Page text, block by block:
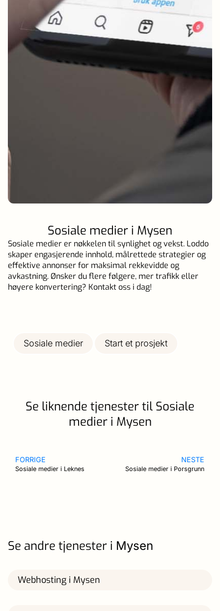
Sosiale medier i Mysen
Sosiale medier er nøkkelen til synlighet og vekst. Loddo
skaper engasjerende innhold, målrettede strategier og
effektive annonser for maksimal rekkevidde og
avkastning. Ønsker du flere følgere, mer trafikk eller
høyere konvertering? Kontakt oss i dag!
Sosiale medier Start et prosjekt
Se liknende tjenester til Sosiale
medier i Mysen
FORRIGE
Sosiale medier i Leknes
NESTE
Sosiale medier i Porsgrunn
Se andre tjenester i Mysen
Webhosting i Mysen